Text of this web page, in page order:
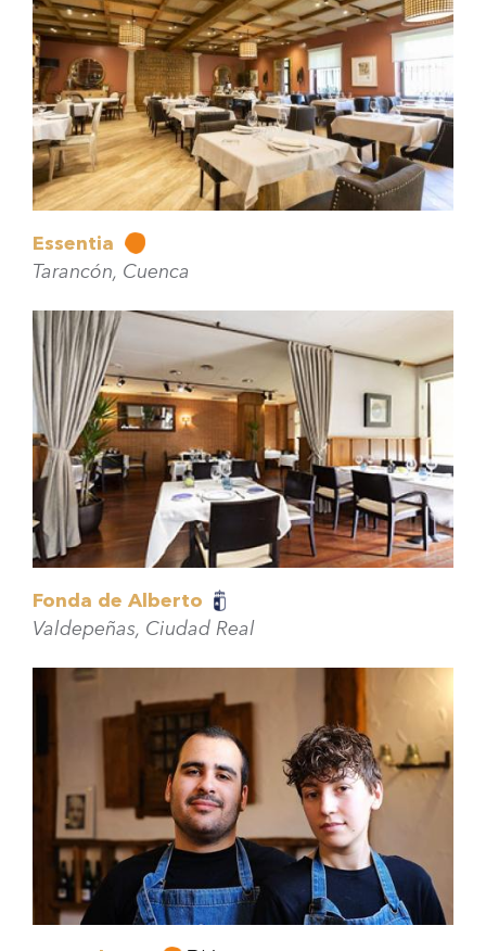
Essentia
Tarancón, Cuenca
Fonda de Alberto
Valdepeñas, Ciudad Real